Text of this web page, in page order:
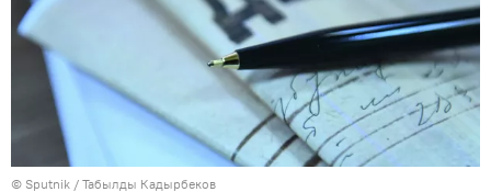
© Sputnik / Табылды Кадырбеков